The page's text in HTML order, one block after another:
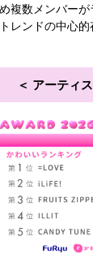
複数メンバー
レンドの中心的
アーティ